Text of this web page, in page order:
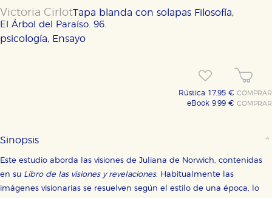
Victoria Cirlot
El Árbol del Paraíso. 96.
Tapa blanda con solapas Filosofía,
psicología, Ensayo
Rústica 17,95 € COMPRAR
eBook 9,99 € COMPRAR
Sinopsis
Este estudio aborda las visiones de Juliana de Norwich, contenidas
en su Libro de las visiones y revelaciones. Habitualmente las
imágenes visionarias se resuelven según el estilo de una época, lo